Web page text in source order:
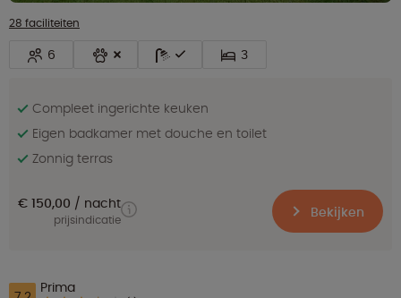
28 faciliteiten
6 3
Compleet ingerichte keuken
Eigen badkamer met douche en toilet
Zonnig terras
€ 150,00 nacht
prijsindicatie Bekijken
Prima